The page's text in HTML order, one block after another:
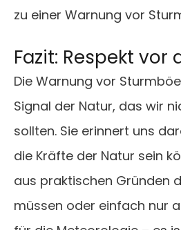
zu einer Warnung vor
Fazit: Respekt vor
Die Warnung vor
Signal der Natur, das wir
sollten. Sie erinnert uns
die Kräfte der Natur sein
aus praktischen Gründen
müssen oder einfach nur